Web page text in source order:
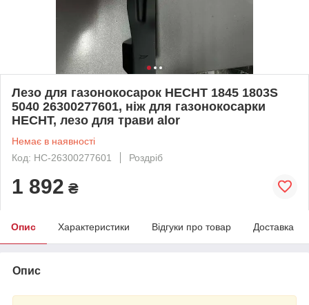
Лезо для газонокосарок HECHT 1845 1803S
5040 26300277601, ніж для газонокосарки
HECHT, лезо для трави alor
Немає в наявності
Код: HC-26300277601
Роздріб
1 892 ₴
Опис Характеристики Відгуки про товар Доставка
Опис